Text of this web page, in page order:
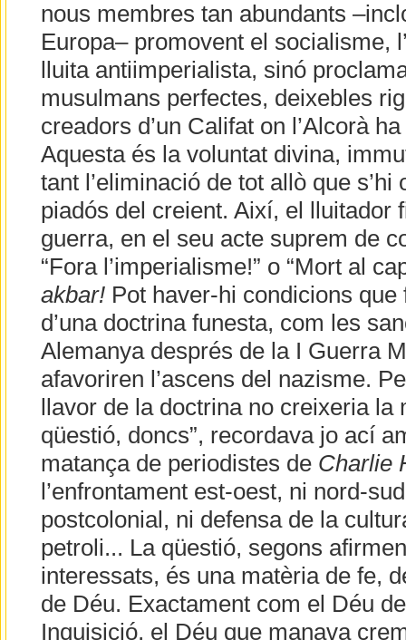
nous membres tan abundants
Europa– promovent el socialisme,
lluita antiimperialista, sinó
musulmans perfectes, deixebles
creadors d’un Califat on l’Alcorà
Aquesta és la voluntat divina,
tant l’eliminació de tot allò que s’hi
piadós del creient. Així, el lluitador
guerra, en el seu acte suprem de
“Fora l’imperialisme!” o “Mort al
akbar!Pot haver-hi condicions que
d’una doctrina funesta, com les
Alemanya després de la I Guerra
afavoriren l’ascens del nazisme.
llavor de la doctrina no creixeria la
qüestió, doncs”, recordava jo ací
matança de periodistes de Charlie
l’enfrontament est-oest, ni nord-
postcolonial, ni defensa de la
petroli... La qüestió, segons
interessats, és una matèria de fe,
de Déu. Exactament com el Déu
Inquisició, el Déu que manava